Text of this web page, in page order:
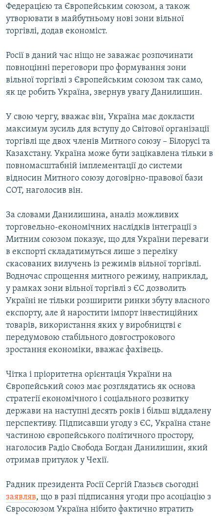
Федерацією та Європейським союзом, а також
утворювати в майбутньому нові зони вільної
торгівлі, додав економіст.
Росії в даний час ніщо не заважає розпочинати
повноцінні переговори про формування зони
вільної торгівлі з Європейським союзом так само,
як це робить Україна, звернув увагу Данилишин.
У свою чергу, вважає він, Україна має докласти
максимум зусиль для вступу до Світової організації
торгівлі ще двох членів Митного союзу – Білорусі та
Казахстану. Україна може бути зацікавлена тільки в
повномасштабній імплементації до системи
відносин Митного союзу договірно-правової бази
СОТ, наголосив він.
За словами Данилишина, аналіз можливих
торговельно-економічних наслідків інтеграції з
Митним союзом показує, що для України переваги
в експорті складатимуться лише з переліку
скасованих вилучень із режимів вільної торгівлі.
Водночас спрощення митного режиму, наприклад,
у рамках зони вільної торгівлі з ЄС дозволить
Україні не тільки розширити ринки збуту власного
експорту, але й наростити імпорт інвестиційних
товарів, використання яких у виробництві є
передумовою стабільного довгострокового
зростання економіки, вважає фахівець.
Чітка і пріоритетна орієнтація України на
Європейський союз має розглядатись як основа
стратегії економічного і соціального розвитку
держави на наступні десять років і більш віддалену
перспективу. Підписавши угоду з ЄС, Україна стане
частиною європейського політичного простору,
наголосив Радіо Свобода Богдан Данилишин, який
отримав притулок у Чехії.
Радник президента Росії Сергій Глазьєв сьогодні
заявляв, що в разі підписання угоди про асоціацію з
Євросоюзом Україна нібито фактично втратить